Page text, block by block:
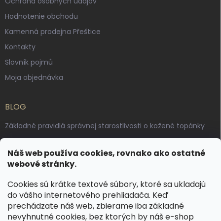
Náš web používa cookies, rovnako ako ostatné
webové stránky.
Cookies sú krátke textové súbory, ktoré sa ukladajú
do vášho internetového prehliadača. Keď
prechádzate náš web, zbierame iba základné
nevyhnutné cookies, bez ktorých by náš e-shop
Hodnotenie obchodu
Kamenná prodejna Přeštice
Kontakty
Slovník pojmů
Moja objednávka
BLOG
Základné pravidlá správnej starostlivosti o kožené topánky
Výroba českých kožených opaskov: vôňa pravej kože, dotyk
remesla
KONTAKT
dotazy@ spongr.cz